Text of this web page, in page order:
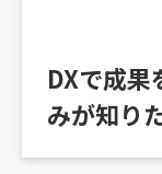
DXで成果
みが知り